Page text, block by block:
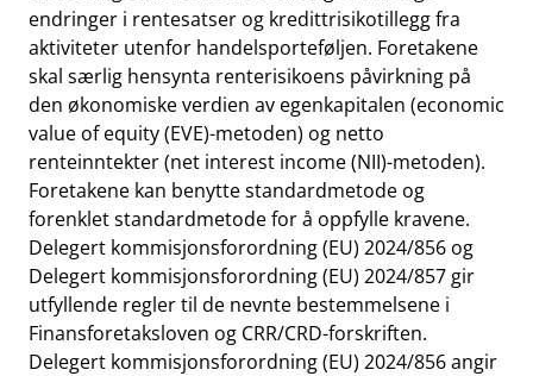
endringer i rentesatser og kredittrisikotillegg fra
aktiviteter utenfor handelsporteføljen. Foretakene
skal særlig hensynta renterisikoens påvirkning på
den økonomiske verdien av egenkapitalen (economic
value of equity (EVE)-metoden) og netto
renteinntekter (net interest income (NII)-metoden).
Foretakene kan benytte standardmetode og
forenklet standardmetode for å oppfylle kravene.
Delegert kommisjonsforordning (EU) 2024/856 og
Delegert kommisjonsforordning (EU) 2024/857 gir
utfyllende regler til de nevnte bestemmelsene i
Finansforetaksloven og CRR/CRD-forskriften.
Delegert kommisjonsforordning (EU) 2024/856 angir